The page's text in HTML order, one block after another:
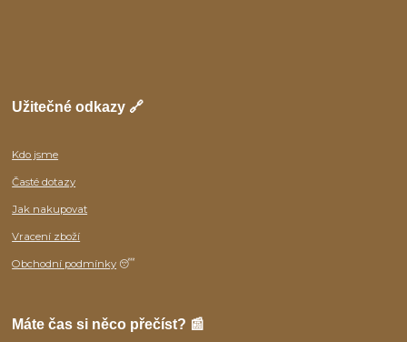
Užitečné odkazy 🔗
Kdo jsme
Časté dotazy
Jak nakupovat
Vracení zboží
Obchodní podmínky 😴
Máte čas si něco přečíst? 📰